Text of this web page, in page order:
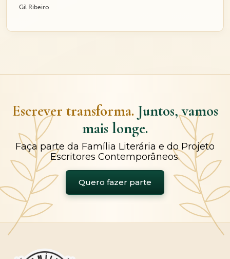
Gil Ribeiro
Escrever transforma. Juntos, vamos
mais longe.
Faça parte da Família Literária e do Projeto
Escritores Contemporâneos.
Quero fazer parte